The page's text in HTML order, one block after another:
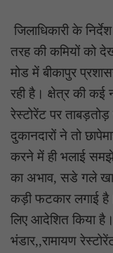
जिलाधिकारी के
तरह की कमियों को
मोड में बीकापुर
रही है। क्षेत्र की कई
रेस्टोरेंट पर
दुकानदारों ने तो
करने में ही भलाई समझे
का अभाव, सडे गले
कड़ी फटकार लगाई
लिए आदेशित किया है।
भंडार,,रामायण